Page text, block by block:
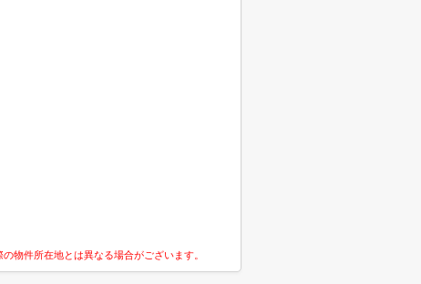
物件所在地とは異なる場合がございます。